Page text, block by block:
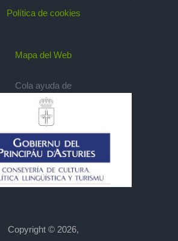
Política de cookies
Mapa del Web
Cola ayuda de
Copyright © 2026,